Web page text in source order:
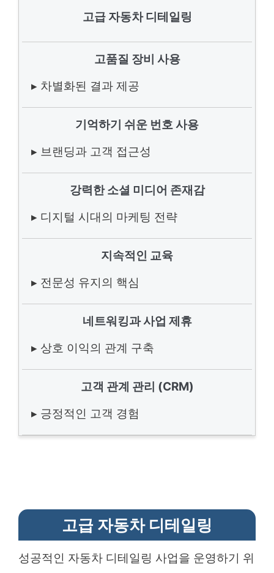
고급 자동차 디테일링
고품질 장비 사용
▸ 차별화된 결과 제공
기억하기 쉬운 번호 사용
▸ 브랜딩과 고객 접근성
강력한 소셜 미디어 존재감
▸ 디지털 시대의 마케팅 전략
지속적인 교육
▸ 전문성 유지의 핵심
네트워킹과 사업 제휴
▸ 상호 이익의 관계 구축
고객 관계 관리 (CRM)
▸ 긍정적인 고객 경험
고급 자동차 디테일링
성공적인 자동차 디테일링 사업을 운영하기 위